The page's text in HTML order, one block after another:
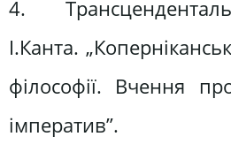
4.
І.Канта.
філософії. Вчення
імператив”.